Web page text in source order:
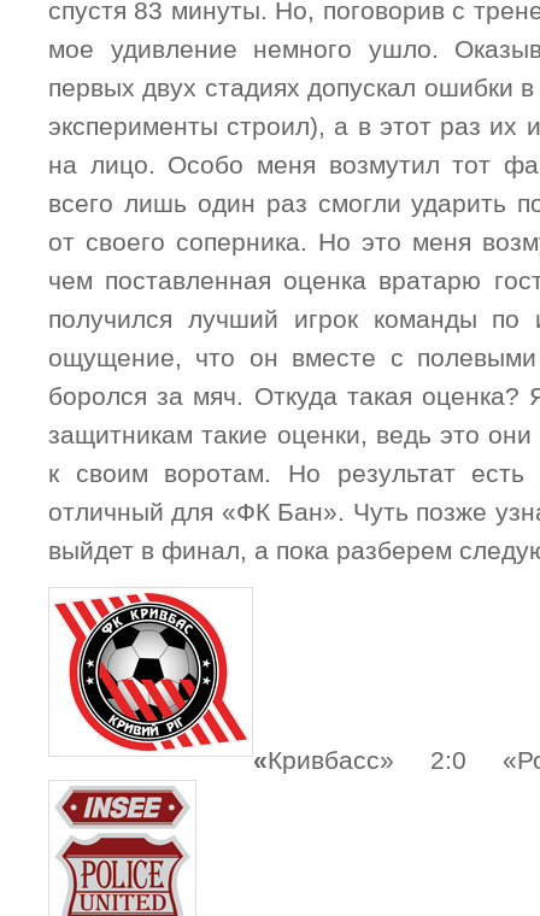
спустя 83 минуты. Но, поговорив с
мое удивление немного ушло.
первых двух стадиях допускал ошибки в
эксперименты строил), а в этот раз их
на лицо. Особо меня возмутил тот
всего лишь один раз смогли ударить
от своего соперника. Но это меня
чем поставленная оценка вратарю
получился лучший игрок команды по
ощущение, что он вместе с
боролся за мяч. Откуда такая
защитникам такие оценки, ведь это
к своим воротам. Но результат есть
отличный для «ФК Бан». Чуть позже
выйдет в финал, а пока разберем
«Кривбасс» 2:0